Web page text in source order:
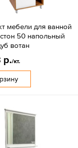
мебели для ванной
50 напольный
вотан
р./кт.